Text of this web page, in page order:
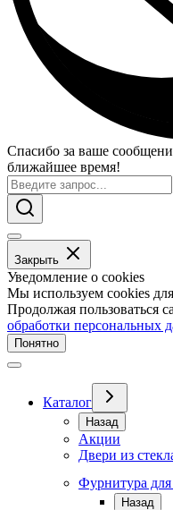
Спасибо за ваше
ближайшее время!
Закрыть
Уведомление о cookies
Мы используем cookies
Продолжая пользоваться
обработки персональных
Понятно
Каталог
Назад
Акции
Двери из
Фурнитура для
Назад